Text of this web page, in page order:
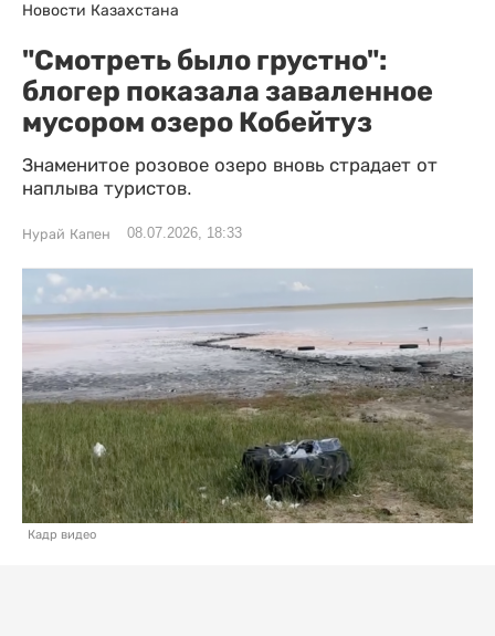
Новости Казахстана
"Смотреть было грустно":
блогер показала заваленное
мусором озеро Кобейтуз
Знаменитое розовое озеро вновь страдает от
наплыва туристов.
Нурай Капен 08.07.2026, 18:33
Кадр видео